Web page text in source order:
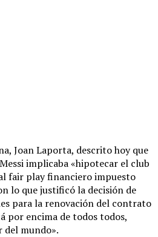
​​Joan Laporta, descrito hoy que
implicaba «hipotecar el club
fair play financiero impuesto
lo que justificó la decisión de
para la renovación del contrato
por encima de todos todos,
del mundo».